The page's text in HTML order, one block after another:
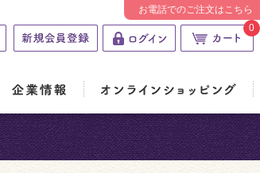
0
お電話でのご注文はこちら